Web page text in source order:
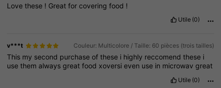
Lovethese ! Greatforcoveringfood !
Utile (0)
v***t Couleur: Multicolore / Taille: 60 pièces (trois tailles)
This my second purchaseofthese i highly reccomendthese i
usethem alwaysgreatfood xoversieven use in microwavgreat
Utile (0)